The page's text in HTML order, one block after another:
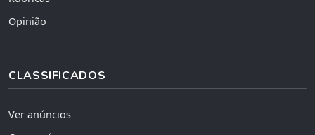
Opinião
CLASSIFICADOS
Ver anúncios